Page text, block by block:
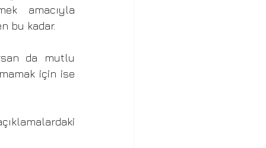
amacıyla
bu kadar.
da mutlu
için ise